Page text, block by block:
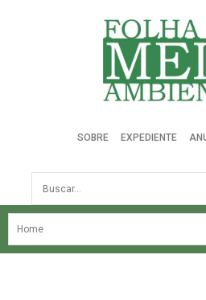
Folha do Meio
SOBRE EXPEDIENTE
Busca
NOSSA HISTÓRIA